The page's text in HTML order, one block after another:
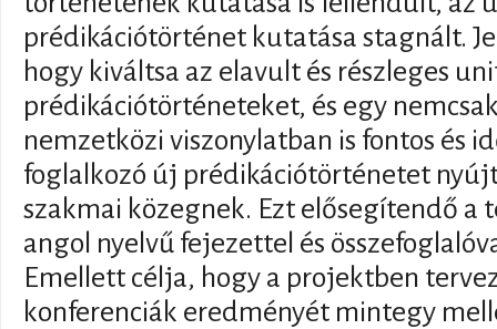
prédikációtörténet kutatása stagnált.
hogy kiváltsa az elavult és részleges
prédikációtörténeteket, és egy
nemzetközi viszonylatban is fontos és
foglalkozó új prédikációtörténetet
szakmai közegnek. Ezt elősegítendő a
angol nyelvű fejezettel és
Emellett célja, hogy a projektben
konferenciák eredményét mintegy